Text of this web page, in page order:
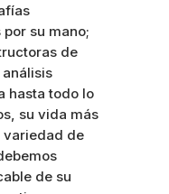
su mano;
de
hasta todo lo
su vida más
variedad de
de su